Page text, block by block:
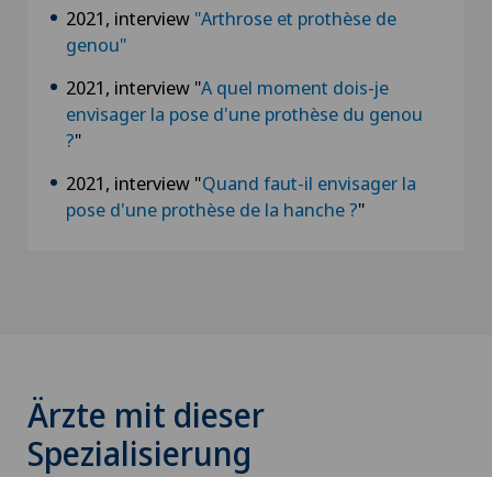
2021, interview "Arthrose et prothèse de
genou"
2021, interview "A quel moment dois-je
envisager la pose d'une prothèse du genou
?"
2021, interview "Quand faut-il envisager la
pose d'une prothèse de la hanche ?"
Ärzte mit dieser
Spezialisierung